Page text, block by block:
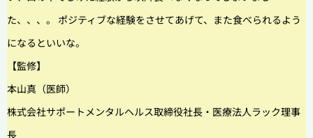
た、、、。 ポジティブな経験をさせてあげて、また食べられるよう
になるといいな。
【監修】
本山真（医師）
株式会社サポートメンタルヘルス取締役社長・医療法人ラック理事
長